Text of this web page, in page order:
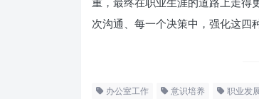
次沟通、每一个决策中，强化这四
办公室工作 意识培养 职业发